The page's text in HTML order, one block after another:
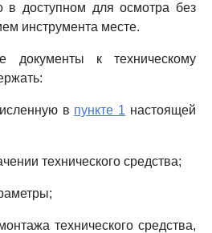
в доступном для осмотра без
инструмента месте.
документы к техническому
в пункте 1 настоящей
технического средства;
технического средства,